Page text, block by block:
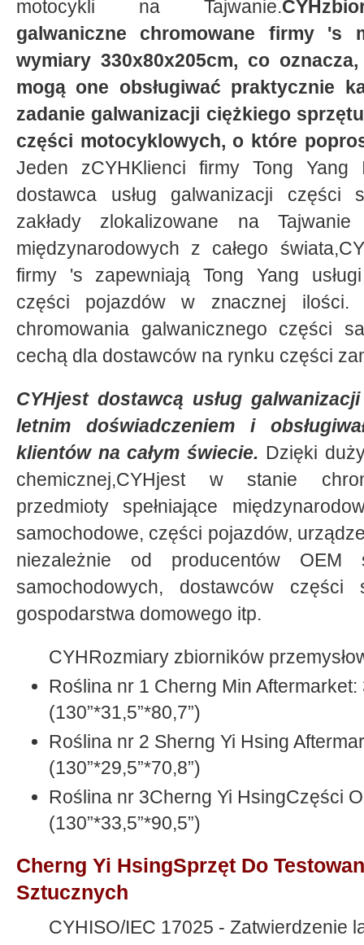
motocykli na Tajwanie.
galwaniczne chromowane firmy 's
wymiary 330x80x205cm, co
mogą one obsługiwać praktycznie
zadanie galwanizacji ciężkiego
części motocyklowych, o które
Jeden zCYHKlienci firmy Tong Yang
dostawca usług galwanizacji części
zakłady zlokalizowane na
międzynarodowych z całego
firmy 's zapewniają Tong Yang
części pojazdów w znacznej ilości.
chromowania galwanicznego części
cechą dla dostawców na rynku części
CYHjest dostawcą usług
letnim doświadczeniem i
klientów na całym świecie. Dzięki
chemicznej,CYHjest w stanie
przedmioty spełniające
samochodowe, części pojazdów,
niezależnie od producentów OEM
samochodowych, dostawców części
gospodarstwa domowego itp.
CYHRozmiary zbiorników
Roślina nr 1 Cherng Min
(130”*31,5”*80,7”)
Roślina nr 2 Sherng Yi Hsing
(130”*29,5”*70,8”)
Roślina nr 3Cherng Yi HsingCzęści
(130”*33,5”*90,5”)
Cherng Yi HsingSprzęt Do
Sztucznych
CYHISO/IEC 17025 - Zatwierdzenie